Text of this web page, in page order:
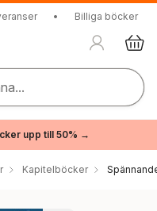
• Billiga böcker
upp till 50% →
Kapitelböcker